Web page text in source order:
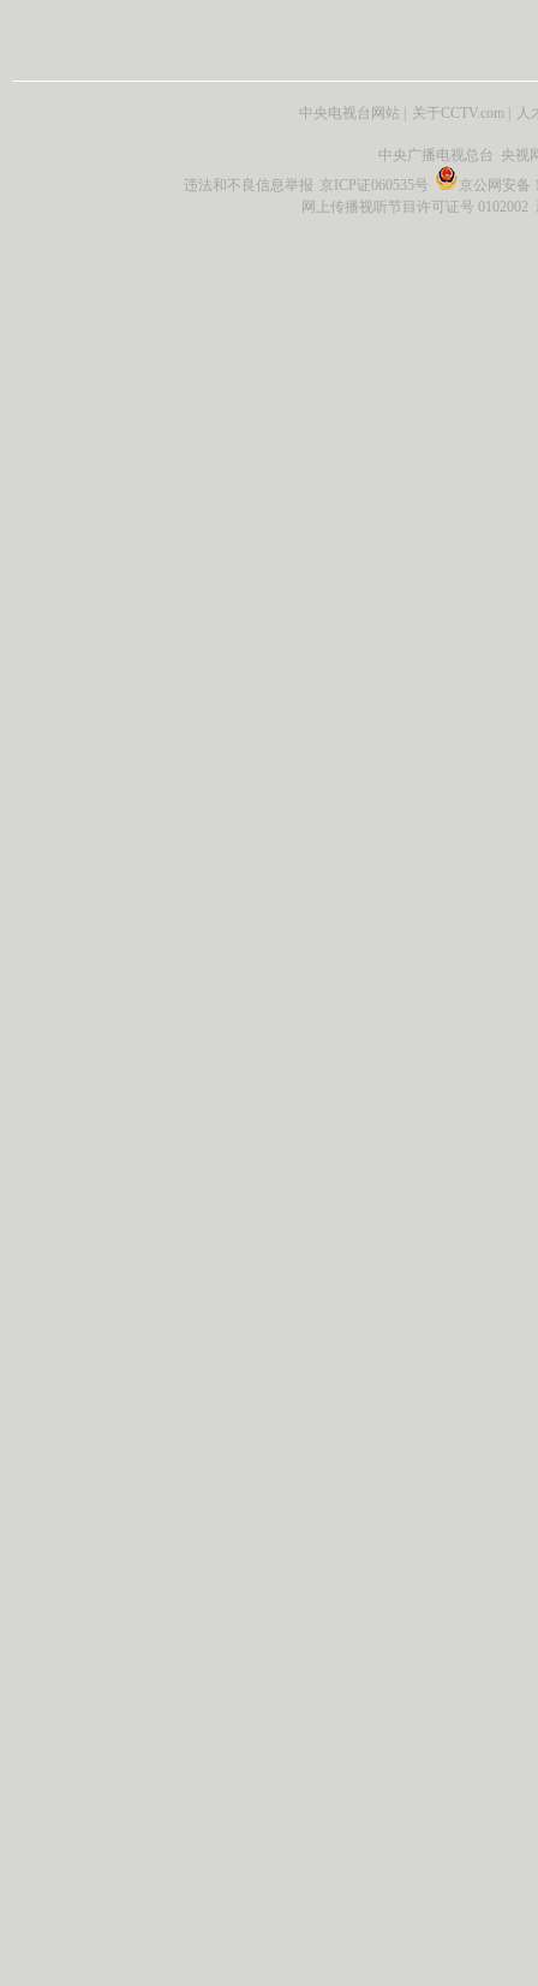
中央电视台网站 | 关于CCTV.com | 人
中央广播电视总台 央视
违法和不良信息举报 京ICP证060535号
京公网安备
网上传播视听节目许可证号 0102002